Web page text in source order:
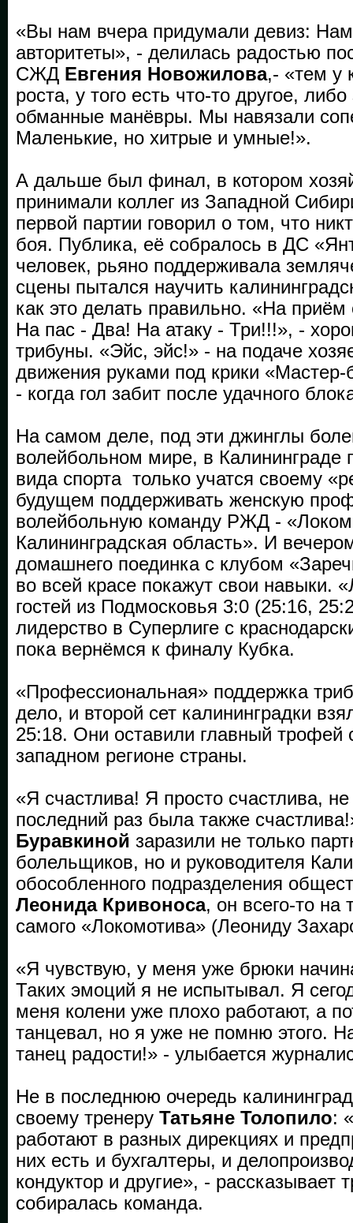
«Вы нам вчера придумали девиз:
авторитеты», - делилась радостью
СЖД Евгения Новожилова,- «тем у
роста, у того есть что-то другое,
обманные манёвры. Мы навязали
Маленькие, но хитрые и умные!».
А дальше был финал, в котором
принимали коллег из Западной
первой партии говорил о том, что
боя. Публика, её собралось в ДС
человек, рьяно поддерживала
сцены пытался научить
как это делать правильно. «На приём
На пас - Два! На атаку - Три!!!», -
трибуны. «Эйс, эйс!» - на подаче
движения руками под крики «Мастер-
- когда гол забит после удачного
На самом деле, под эти джинглы
волейбольном мире, в Калининграде
вида спорта только учатся своему
будущем поддерживать женскую
волейбольную команду РЖД -
Калининградская область». И
домашнего поединка с клубом
во всей красе покажут свои навыки.
гостей из Подмосковья 3:0 (25:16,
лидерство в Суперлиге с
пока вернёмся к финалу Кубка.
«Профессиональная» поддержка
дело, и второй сет калининградки
25:18. Они оставили главный трофей
западном регионе страны.
«Я счастлива! Я просто счастлива,
последний раз была также
Буравкиной заразили не только
болельщиков, но и руководителя
обособленного подразделения
Леонида Кривоноса, он всего-то на
самого «Локомотива» (Леониду
«Я чувствую, у меня уже брюки
Таких эмоций я не испытывал. Я
меня колени уже плохо работают, а
танцевал, но я уже не помню этого.
танец радости!» - улыбается
Не в последнюю очередь
своему тренеру Татьяне Толопило:
работают в разных дирекциях и
них есть и бухгалтеры, и
кондуктор и другие», - рассказывает
собиралась команда.